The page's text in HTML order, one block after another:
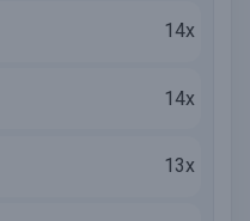
14x
14x
13x